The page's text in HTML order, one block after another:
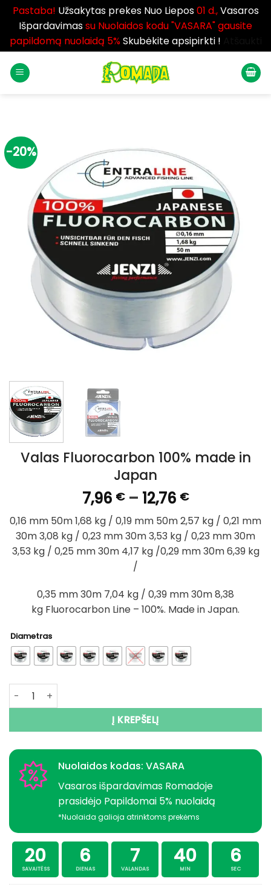
Pastaba! Užsakytas prekes Nuo Liepos01 d.,Vasaros
Išpardavimassu Nuolaidos kodu "VASARA" gausite
papildomą nuolaidą 5%Skubėkite apsipirkti !
-20%
Valas Fluorocarbon 100% made in
Japan
7,96 € – 12,76 €Price
range:
7,96 €
through
12,76 €
0,16 mm 50m 1,68 kg / 0,19 mm 50m 2,57 kg / 0,21 mm
30m 3,08 kg / 0,23 mm 30m 3,53 kg / 0,23 mm 30m
3,53 kg / 0,25 mm 30m 4,17 kg /0,29 mm 30m 6,39 kg
/
0,35 mm 30m 7,04 kg / 0,39 mm 30m 8,38
kg Fluorocarbon Line – 100%. Made in Japan.
Diametras
produkto kiekis: Valas Fluorocarbon 100% made in Japan
Į KREPŠELĮ
Nuolaidos kodas: VASARA
Vasaros išpardavimas Romadoje
prasidėjo Papildomai 5% nuolaidą
*Nuolaida galioja atrinktoms prekėms
20
SAVAITĖSS
6
DIENAS
7
VALANDAS
40
MIN
6
SEC